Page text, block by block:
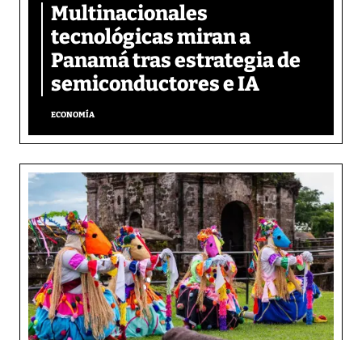
Multinacionales
tecnológicas miran a
Panamá tras estrategia de
semiconductores e IA
ECONOMÍA